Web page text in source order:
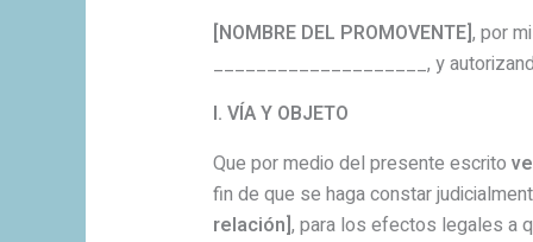
[NOMBRE DEL PROMOVENTE], por
____________________, y
I. VÍA Y OBJETO
Que por medio del presente escrito
fin de que se haga constar
relación], para los efectos legales a